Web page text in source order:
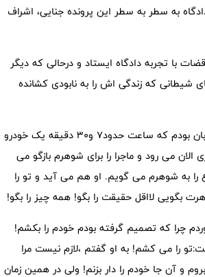
به سطر به سطر این پرونده جنایی، اشراف
با تجربه دادگاه ایستاد و درحالی که دیگر
شیطانی که زندگی اش را به نابودی کشانده
شب قبل از حادثه،همسر او به من پیام داد که فردا نزد من می آید!آن روز من دربیابان بودم که ساعت حدود7 و30 دقیقه یک خودرو
می رود و ماجرا را برای شوهرم بازگو می
به شوهرم می گویم. او هم می آید و تو را
بگویی لااقل حقیقت را بگو! همه چیز را بگو!
چرا که تصمیم گرفته بودم خودم را بکشم!
را می کشم! به او گفتم ،لازم نیست مرا
و آن جا خودم را دار بزنم! ولی در همین زمان